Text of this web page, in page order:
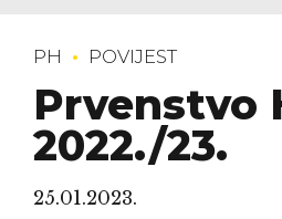
PH POVIJEST
Prvenstvo
2022./23.
25.01.2023.